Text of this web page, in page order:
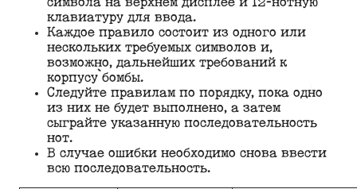
клавиатуру для ввода.
Каждое правило состоит из одного или
нескольких требуемых символов и,
возможно, дальнейших требований к
корпусу бомбы.
Следуйте правилам по порядку, пока одно
из них не будет выполнено, а затем
сыграйте указанную последовательность
нот.
В случае ошибки необходимо снова ввести
всю последовательность.